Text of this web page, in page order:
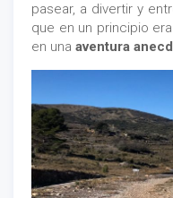
pasear, a divertir y
que en un principio
en una aventura